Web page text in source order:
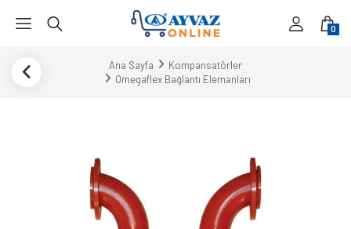
0
Ana Sayfa
Kompansatörler
Omegaflex Bağlantı Elemanları